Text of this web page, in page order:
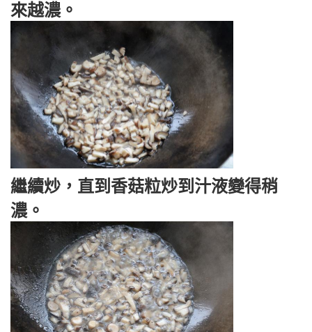
來越濃。
繼續炒，直到香菇粒炒到汁液變得稍
濃。